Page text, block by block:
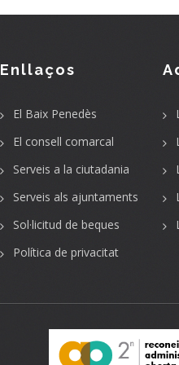
Enllaços
El Baix Penedès
El consell comarcal
Serveis a la ciutadania
Serveis als ajuntaments
Sol·licitud de beques
Política de privacitat